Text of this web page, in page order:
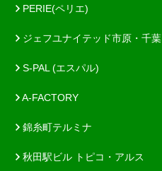
PERIE(ペリエ)
ジェフユナイテッド市原・千葉
S-PAL (エスパル)
A-FACTORY
錦糸町テルミナ
秋田駅ビル トピコ・アルス